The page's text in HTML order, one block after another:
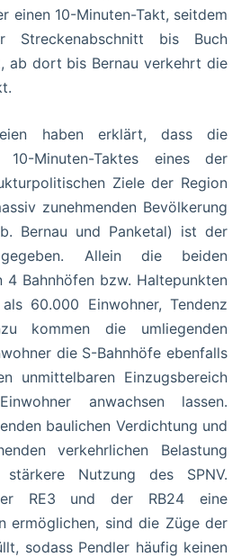
einen 10-Minuten-Takt, seitdem
bis Buch
ab dort bis Bernau verkehrt die
haben erklärt, dass die
10-Minuten-Taktes eines der
Ziele der Region
zunehmenden Bevölkerung
Bernau und Panketal) ist der
Allein die beiden
4 Bahnhöfen bzw. Haltepunkten
60.000 Einwohner, Tendenz
kommen die umliegenden
die S-Bahnhöfe ebenfalls
unmittelbaren Einzugsbereich
anwachsen lassen.
baulichen Verdichtung und
verkehrlichen Belastung
Nutzung des SPNV.
RE3 und der RB24 eine
ermöglichen, sind die Züge der
sodass Pendler häufig keinen